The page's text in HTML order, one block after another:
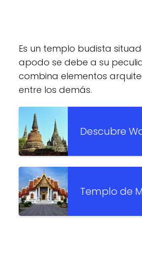
Es un templo budista
apodo se debe a su
combina elementos
entre los demás.
Descubre
Templo de